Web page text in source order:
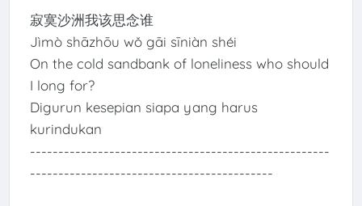
寂寞沙洲我该思念谁
Jìmò shāzhōu wǒ gāi sīniàn shéi
On the cold sandbank of loneliness who should
I long for?
Digurun kesepian siapa yang harus
kurindukan
-----------------------------------------------------
-------------------------------------------